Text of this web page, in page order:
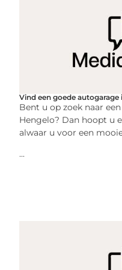
Vind een goede autogarage
Bent u op zoek naar
Hengelo? Dan hoopt u
alwaar u voor een
...